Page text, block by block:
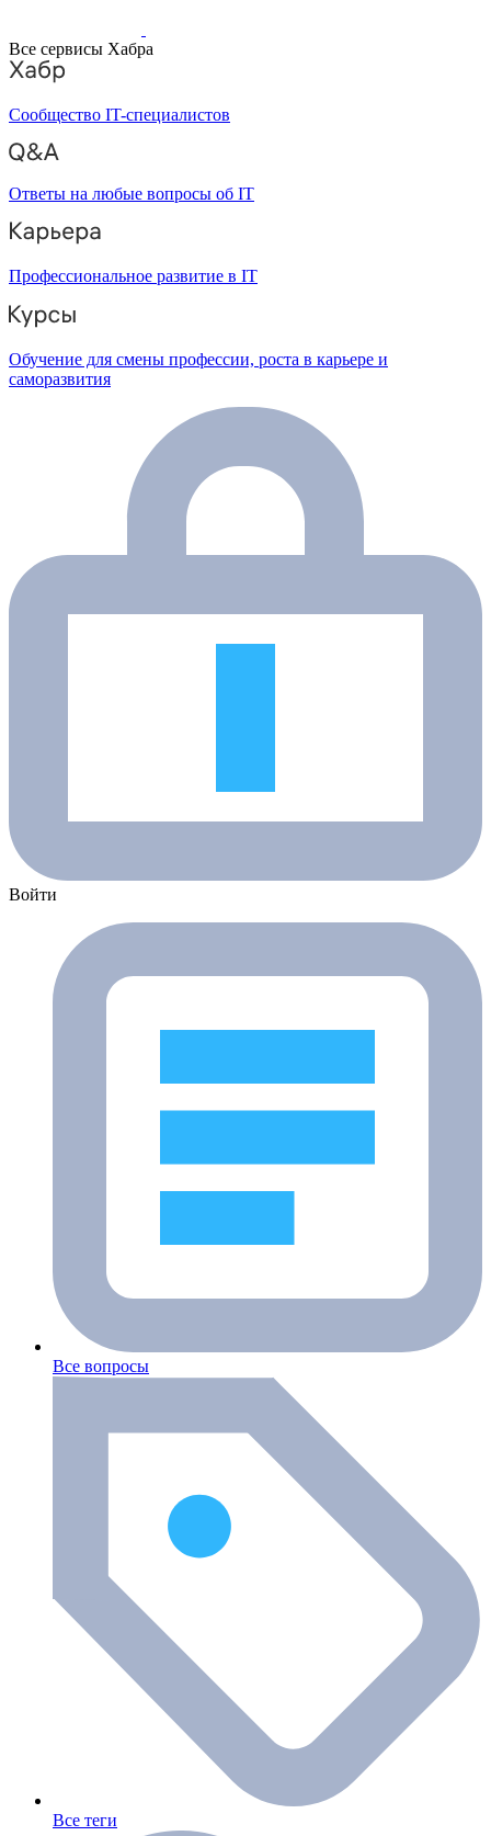
Все сервисы Хабра
Сообщество IT-специалистов
Ответы на любые вопросы об IT
Профессиональное развитие в IT
Обучение для смены профессии, роста в карьере и
саморазвития
Войти
Все вопросы
Все теги